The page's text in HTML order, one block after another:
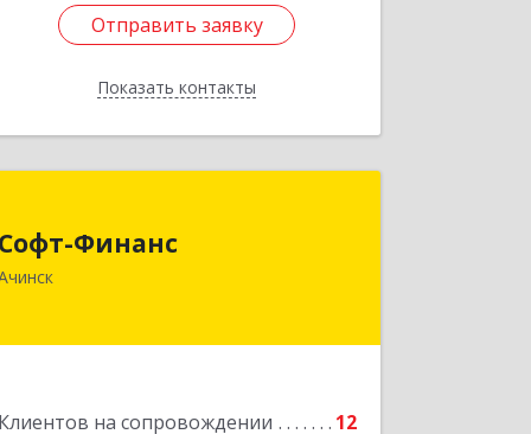
Отправить заявку
Показать контакты
Отправить заявку
Назад
Софт-Финанс
Клиентов на сопровождении 12
662150, Красноярский край, Ачинск г,
Подробнее